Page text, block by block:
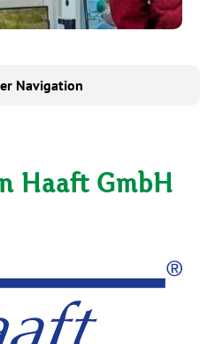
Navigation
Haaft GmbH